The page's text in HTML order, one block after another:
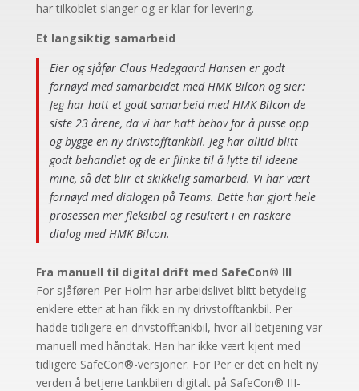
har tilkoblet slanger og er klar for levering.
Et langsiktig samarbeid
Eier og sjåfør Claus Hedegaard Hansen er godt
fornøyd med samarbeidet med HMK Bilcon og sier:
Jeg har hatt et godt samarbeid med HMK Bilcon de
siste 23 årene, da vi har hatt behov for å pusse opp
og bygge en ny drivstofftankbil. Jeg har alltid blitt
godt behandlet og de er flinke til å lytte til ideene
mine, så det blir et skikkelig samarbeid. Vi har vært
fornøyd med dialogen på Teams. Dette har gjort hele
prosessen mer fleksibel og resultert i en raskere
dialog med HMK Bilcon.
Fra manuell til digital drift med SafeCon® III
For sjåføren Per Holm har arbeidslivet blitt betydelig
enklere etter at han fikk en ny drivstofftankbil. Per
hadde tidligere en drivstofftankbil, hvor all betjening var
manuell med håndtak. Han har ikke vært kjent med
tidligere SafeCon®-versjoner. For Per er det en helt ny
verden å betjene tankbilen digitalt på SafeCon® III-